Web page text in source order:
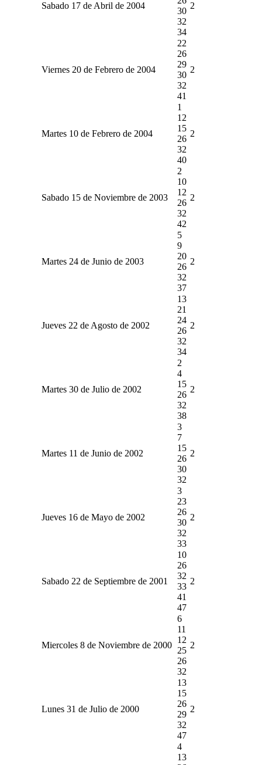
Sabado 17 de Abril de 2004
30
32
34
2
Viernes 20 de Febrero de 2004
22
26
29
30
32
41
2
Martes 10 de Febrero de 2004
1
12
15
26
32
40
2
Sabado 15 de Noviembre de 2003
2
10
12
26
32
42
2
Martes 24 de Junio de 2003
5
9
20
26
32
37
2
Jueves 22 de Agosto de 2002
13
21
24
26
32
34
2
Martes 30 de Julio de 2002
2
4
15
26
32
38
2
Martes 11 de Junio de 2002
3
7
15
26
30
32
2
Jueves 16 de Mayo de 2002
3
23
26
30
32
33
2
Sabado 22 de Septiembre de 2001
10
26
32
33
41
47
2
Miercoles 8 de Noviembre de 2000
6
11
12
25
26
32
2
Lunes 31 de Julio de 2000
13
15
26
29
32
47
2
4
13